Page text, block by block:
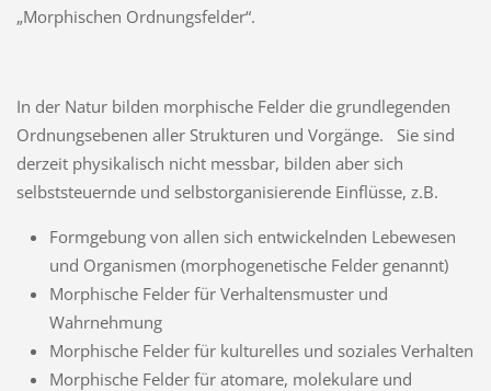
„Morphischen Ordnungsfelder“.
In der Natur bilden morphische Felder die grundlegenden
Ordnungsebenen aller Strukturen und Vorgänge. Sie sind
derzeit physikalisch nicht messbar, bilden aber sich
selbststeuernde und selbstorganisierende Einflüsse, z.B.
Formgebung von allen sich entwickelnden Lebewesen
und Organismen (morphogenetische Felder genannt)
Morphische Felder für Verhaltensmuster und
Wahrnehmung
Morphische Felder für kulturelles und soziales Verhalten
Morphische Felder für atomare, molekulare und